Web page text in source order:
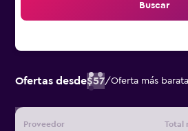
Buscar
Ofertas desde$57/Oferta más
Proveedor Total